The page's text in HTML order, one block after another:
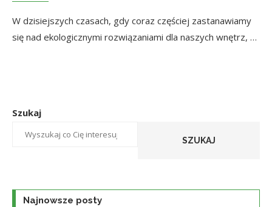
W dzisiejszych czasach, gdy coraz częściej zastanawiamy
się nad ekologicznymi rozwiązaniami dla naszych wnętrz, …
Szukaj
SZUKAJ
Najnowsze posty